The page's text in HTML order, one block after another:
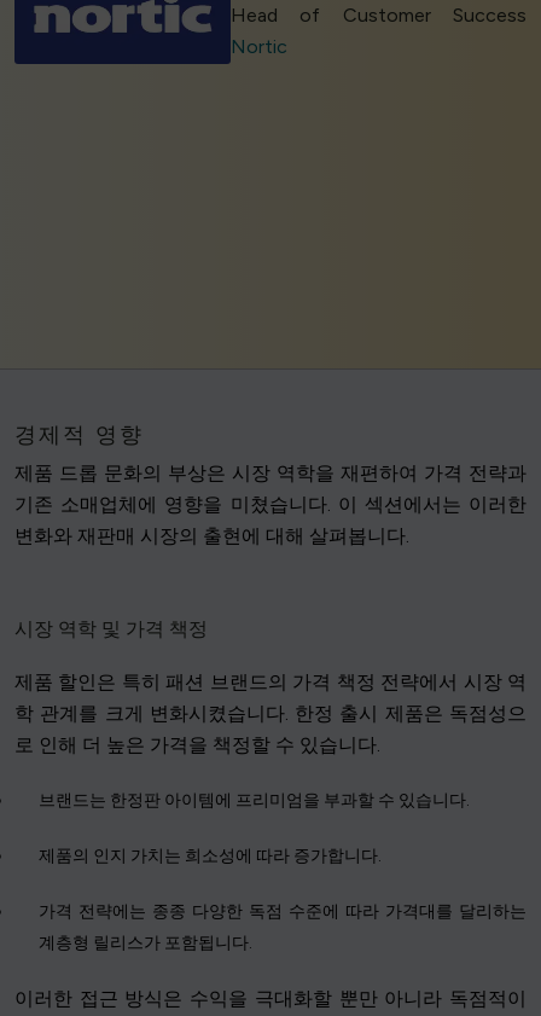
Head of Customer Success
Nortic
경제적 영향
제품 드롭 문화의 부상은 시장 역학을 재편하여 가격 전략과
기존 소매업체에 영향을 미쳤습니다. 이 섹션에서는 이러한
변화와 재판매 시장의 출현에 대해 살펴봅니다.
시장 역학 및 가격 책정
제품 할인은 특히 패션 브랜드의 가격 책정 전략에서 시장 역
학 관계를 크게 변화시켰습니다. 한정 출시 제품은 독점성으
로 인해 더 높은 가격을 책정할 수 있습니다.
브랜드는 한정판 아이템에 프리미엄을 부과할 수 있습니다.
제품의 인지 가치는 희소성에 따라 증가합니다.
가격 전략에는 종종 다양한 독점 수준에 따라 가격대를 달리하는
계층형 릴리스가 포함됩니다.
이러한 접근 방식은 수익을 극대화할 뿐만 아니라 독점적이